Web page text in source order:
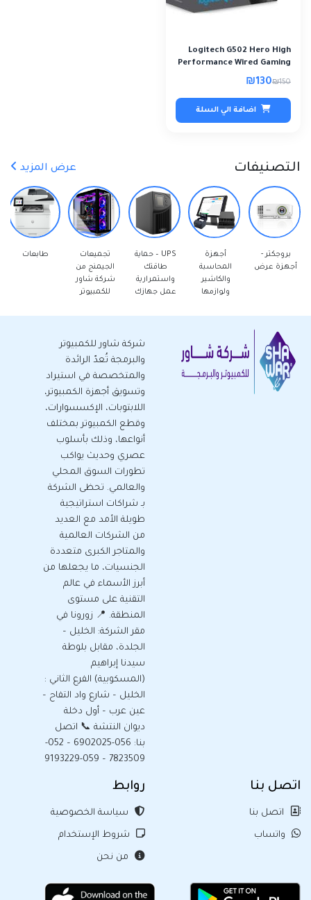
Logitech G502 Hero High
Performance Wired Gaming
Mouse - Ref..
₪150
₪130
اضافة الي السلة
التصنيفات عرض المزيد
أجهزة
المحاسبة
UPS – حماية
طاقتك
واستمرارية
عمل جهازك
تجميعات
الجيمنج من
شركة شاور
للكمبيوتر
طابعات
أجهزة
شركة شاور للكمبيوتر
والبرمجة تُعدّ الرائدة
والمتخصصة في استيراد
وتسويق أجهزة الكمبيوتر،
اللابتوبات، الإكسسوارات،
وقطع الكمبيوتر بمختلف
أنواعها، وذلك بأسلوب
عصري وحديث يواكب
تطورات السوق المحلي
والعالمي. تحظى الشركة
بـ شراكات استراتيجية
طويلة الأمد مع العديد
من الشركات العالمية
والمتاجر الكبرى متعددة
الجنسيات، ما يجعلها من
أبرز الأسماء في عالم
التقنية على مستوى
المنطقة. 📍 زورونا في
مقر الشركة: الخليل –
الجلدة، مقابل بلوطة
سيدنا إبراهيم
(المسكوبية) الفرع الثاني :
الخليل – شارع واد التفاح –
عين عرب – أول دخلة
ديوان النتشة 📞 اتصل
بنا: 056-6902025 – 052-
7823509 – 059-9193229
اتصل بنا
اتصل بنا
واتساب
روابط
سياسة الخصوصية
شروط الإستخدام
من نحن